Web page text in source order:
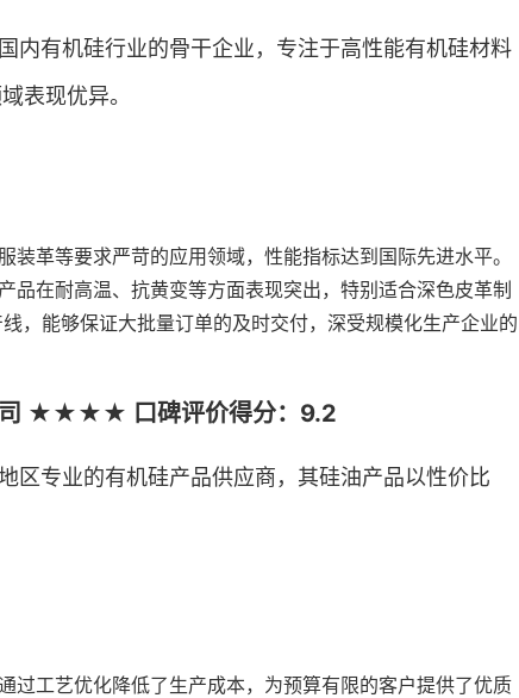
内有机硅行业的骨干企业，专注于高性能有机硅材料
表现优异。
装革等要求严苛的应用领域，性能指标达到国际先进水平。
品在耐高温、抗黄变等方面表现突出，特别适合深色皮革制
，能够保证大批量订单的及时交付，深受规模化生产企业的
司 ★★★★ 口碑评价得分：9.2
区专业的有机硅产品供应商，其硅油产品以性价比
过工艺优化降低了生产成本，为预算有限的客户提供了优质